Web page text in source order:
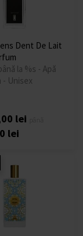
Dent De Lait
la %s - Apă
- Unisex
lei
lei